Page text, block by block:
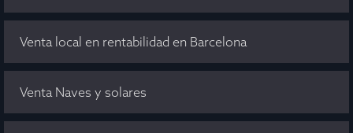
Venta local en rentabilidad en Barcelona
Venta Naves y solares